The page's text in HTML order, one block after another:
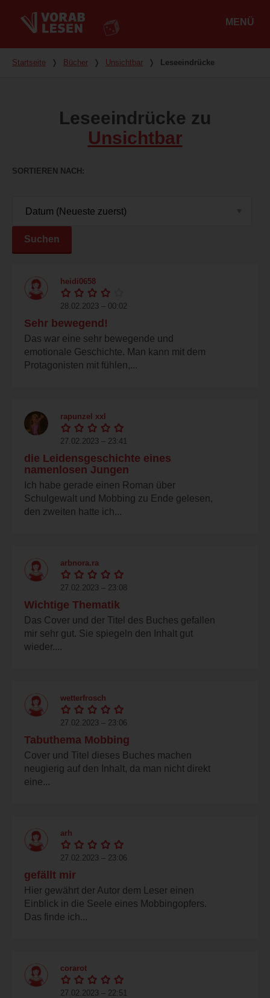
MENÜ
Du bist hier
Startseite ❭ Bücher ❭ Unsichtbar ❭ Leseeindrücke
Leseeindrücke zu
Unsichtbar
SORTIEREN NACH
Suchen
heidi0658
28.02.2023 – 00:02
Sehr bewegend!
Das war eine sehr bewegende und
emotionale Geschichte. Man kann mit dem
Protagonisten mit fühlen,...
rapunzel xxl
27.02.2023 – 23:41
die Leidensgeschichte eines
namenlosen Jungen
Ich habe gerade einen Roman über
Schulgewalt und Mobbing zu Ende gelesen,
den zweiten hatte ich...
arbnora.ra
27.02.2023 – 23:08
Wichtige Thematik
Das Cover und der Titel des Buches gefallen
mir sehr gut. Sie spiegeln den Inhalt gut
wieder....
wetterfrosch
27.02.2023 – 23:06
Tabuthema Mobbing
Cover und Titel dieses Buches machen
neugierig auf den Inhalt, da man nicht direkt
eine...
arh
27.02.2023 – 23:06
gefällt mir
Hier gewährt der Autor dem Leser einen
Einblick in die Seele eines Mobbingopfers.
Das finde ich...
corarot
27.02.2023 – 22:51